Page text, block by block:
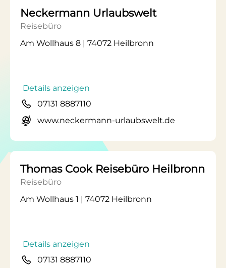
Neckermann Urlaubswelt
Reisebüro
Am Wollhaus 8 | 74072 Heilbronn
Details anzeigen
07131 8887110
www.neckermann-urlaubswelt.de
Thomas Cook Reisebüro Heilbronn
Reisebüro
Am Wollhaus 1 | 74072 Heilbronn
Details anzeigen
07131 8887110